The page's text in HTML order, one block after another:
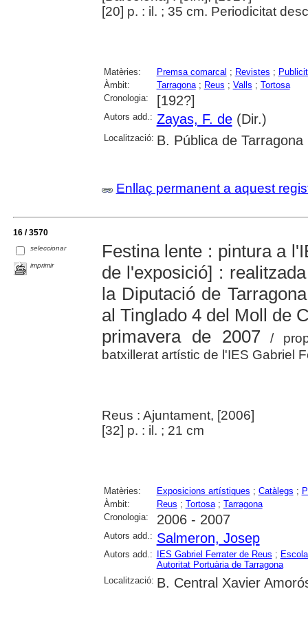
[20] p. : il. ; 35 cm. Periodicitat
Matèries: Premsa comarcal ; Revistes ;
Àmbit:
Tarragona; Reus ; Valls ; Tortosa
Cronologia:
[192?]
Autors add.: Zayas, F. de(Dir.)
Localització: B. Pública de Tarragona
Enllaç permanent a aquest
16 / 3570
seleccionar
imprimir
Festina lente : pintura a
de l'exposició] :
la Diputació de
al Tinglado 4 del Moll de
primavera de 2007 /
batxillerat artístic de l'IES Gabriel
Reus : Ajuntament, [2006]
[32] p. : il. ; 21 cm
Matèries: Exposicions artístiques ; Catàlegs ;
Àmbit:
Reus ; Tortosa; Tarragona
Cronologia:
2006 - 2007
Autors add.: Salmeron, Josep
Autors add.: IES Gabriel Ferrater de Reus ;
Autoritat Portuària de Tarragona
Localització: B. Central Xavier